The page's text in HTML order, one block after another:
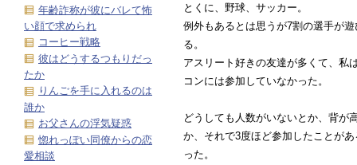
とくに、野球、サッカー。
例外もあるとは思うが7割の選手が
る。
アスリート好きの友達が多くて、私
コンには参加していなかった。
どうしても人数がいないとか、背が
か、それで3度ほど参加したことが
った。
年齢詐称が彼にバレて怖
い顔で求められ
コーヒー戦略
彼はどうするつもりだっ
たか
りんごを手に入れるのは
誰か
お父さんの浮気疑惑
惚れっぽい同僚からの恋
愛相談